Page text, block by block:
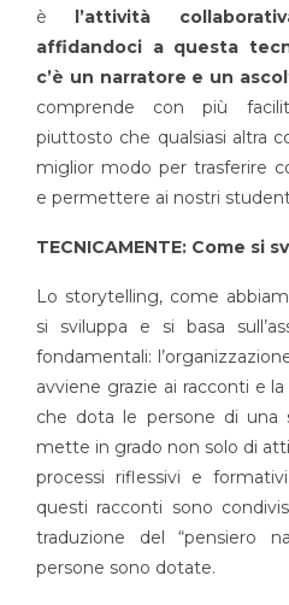
è l’attività
affidandoci a questa
c’è un narratore e un
comprende con più
piuttosto che qualsiasi altra
miglior modo per trasferire
e permettere ai nostri
TECNICAMENTE: Come si
Lo storytelling, come
si sviluppa e si basa
fondamentali:
avviene grazie ai racconti e
che dota le persone di una
mette in grado non solo di
processi riflessivi e
questi racconti sono
traduzione del “pensiero
persone sono dotate.